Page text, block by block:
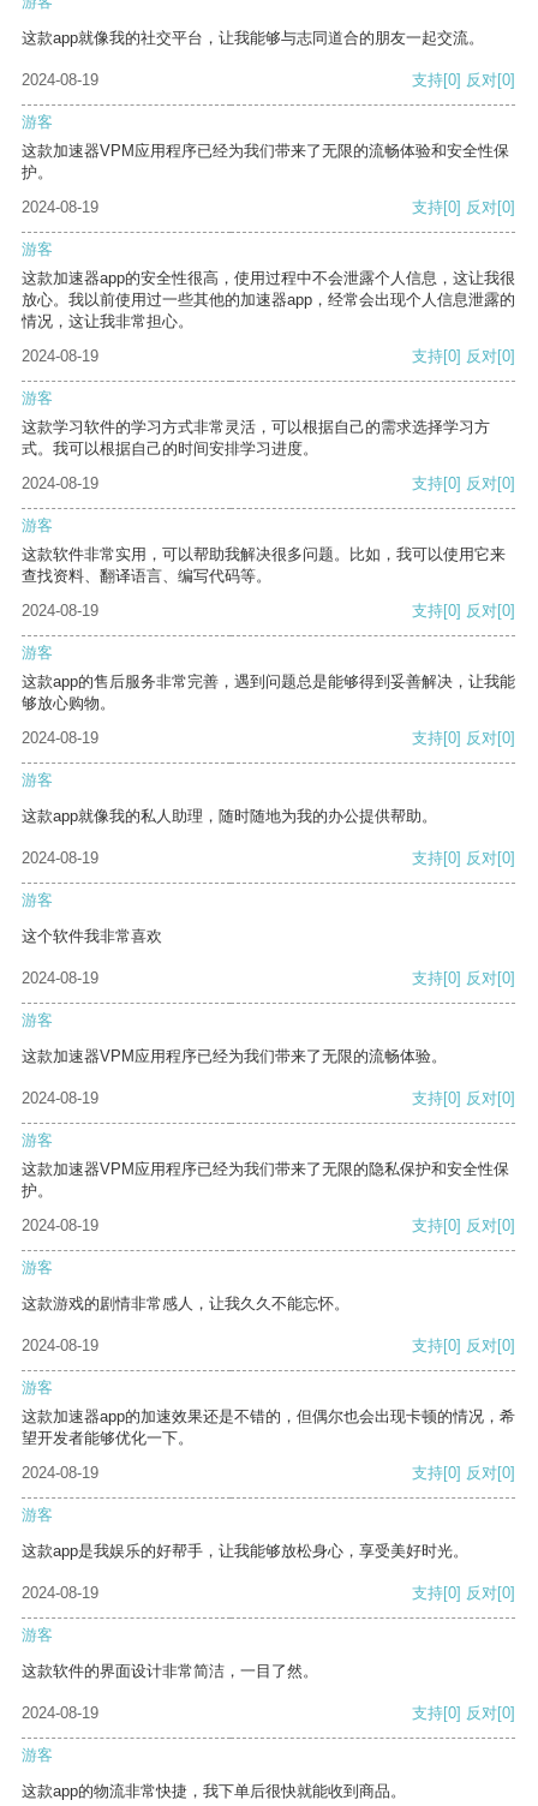
这款app就像我的社交平台，让我能够与志同道合的朋友一起交流。
2024-08-19 支持[0] 反对[0]
游客
这款加速器VPM应用程序已经为我们带来了无限的流畅体验和安全性保
护。
2024-08-19
支持[0] 反对[0]
游客
这款加速器app的安全性很高，使用过程中不会泄露个人信息，这让我很
放心。我以前使用过一些其他的加速器app，经常会出现个人信息泄露的
情况，这让我非常担心。
2024-08-19
支持[0] 反对[0]
游客
这款学习软件的学习方式非常灵活，可以根据自己的需求选择学习方
式。我可以根据自己的时间安排学习进度。
2024-08-19
支持[0] 反对[0]
游客
这款软件非常实用，可以帮助我解决很多问题。比如，我可以使用它来
查找资料、翻译语言、编写代码等。
2024-08-19
支持[0] 反对[0]
游客
这款app的售后服务非常完善，遇到问题总是能够得到妥善解决，让我能
够放心购物。
2024-08-19
支持[0] 反对[0]
游客
这款app就像我的私人助理，随时随地为我的办公提供帮助。
2024-08-19 支持[0] 反对[0]
游客
这个软件我非常喜欢
2024-08-19 支持[0] 反对[0]
游客
这款加速器VPM应用程序已经为我们带来了无限的流畅体验。
2024-08-19 支持[0] 反对[0]
游客
这款加速器VPM应用程序已经为我们带来了无限的隐私保护和安全性保
护。
2024-08-19
支持[0] 反对[0]
游客
这款游戏的剧情非常感人，让我久久不能忘怀。
2024-08-19 支持[0] 反对[0]
游客
这款加速器app的加速效果还是不错的，但偶尔也会出现卡顿的情况，希
望开发者能够优化一下。
2024-08-19
支持[0] 反对[0]
游客
这款app是我娱乐的好帮手，让我能够放松身心，享受美好时光。
2024-08-19 支持[0] 反对[0]
游客
这款软件的界面设计非常简洁，一目了然。
2024-08-19 支持[0] 反对[0]
游客
这款app的物流非常快捷，我下单后很快就能收到商品。